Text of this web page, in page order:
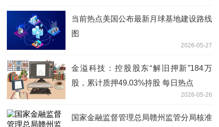
当前热点美国公布最新月球基地建设路线
图
2026-05-27
金溢科技：控股股东“解旧押新”184万
股，累计质押49.03%持股 每日热点
2026-05-26
国家金融监督管理总局赣州监管分局核准